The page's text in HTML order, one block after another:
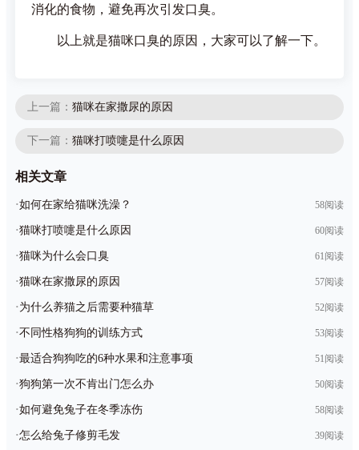
消化的食物，避免再次引发口臭。
以上就是猫咪口臭的原因，大家可以了解一下。
上一篇： 猫咪在家撒尿的原因
下一篇： 猫咪打喷嚏是什么原因
相关文章
·如何在家给猫咪洗澡？ 58阅读
·猫咪打喷嚏是什么原因 60阅读
·猫咪为什么会口臭 61阅读
·猫咪在家撒尿的原因 57阅读
·为什么养猫之后需要种猫草 52阅读
·不同性格狗狗的训练方式 53阅读
·最适合狗狗吃的6种水果和注意事项 51阅读
·狗狗第一次不肯出门怎么办 50阅读
·如何避免兔子在冬季冻伤 58阅读
·怎么给兔子修剪毛发 39阅读